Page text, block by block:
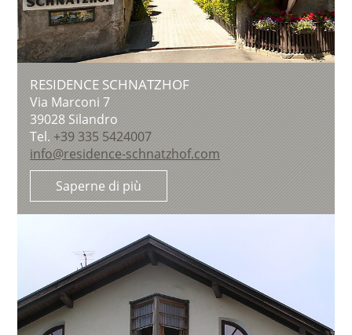
RESIDENCE SCHNATZHOF
Via Marconi 7
39028Silandro
Tel.+39 335 5424007
info@residence-schnatzhof.com
Saperne di più